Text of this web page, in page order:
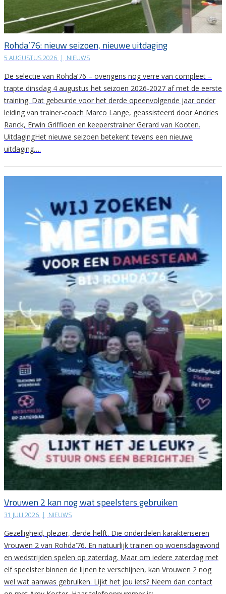
Rohda’76: nieuw seizoen, nieuwe uitdaging
5 AUGUSTUS 2026 | NIEUWS
De selectie van Rohda’76 – overigens nog verre van compleet –
trapte dinsdag 4 augustus het seizoen 2026-2027 af met de eerste
training. Dat gebeurde voor het derde opeenvolgende jaar onder
leiding van trainer-coach Marco Lange, geassisteerd door Andries
Ranck, Erwin Griffioen en keeperstrainer Gerard van Kooten.
UitdagingHet nieuwe seizoen betekent tevens een nieuwe
uitdaging….
Vrouwen 2 kan nog wat speelsters gebruiken
31 JULI 2026 | NIEUWS
Gezelligheid, plezier, derde helft. Die onderdelen karakteriseren
Vrouwen 2 van Rohda’76. En natuurlijk trainen op woensdagavond
en wedstrijden spelen op zaterdag. Maar om iedere zaterdag met
elf speelster binnen de lijnen te verschijnen, kan Vrouwen 2 nog
wel wat aanwas gebruiken. Lijkt het jou iets? Neem dan contact